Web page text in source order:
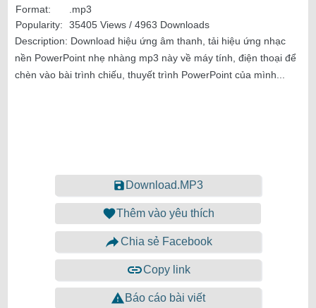
Format:
.mp3
Popularity:
35405 Views / 4963 Downloads
Description: Download hiệu ứng âm thanh, tải hiệu ứng nhạc
nền PowerPoint nhẹ nhàng mp3 này về máy tính, điện thoại để
chèn vào bài trình chiếu, thuyết trình PowerPoint của mình...
Download.MP3
Thêm vào yêu thích
Chia sẻ Facebook
Copy link
Báo cáo bài viết